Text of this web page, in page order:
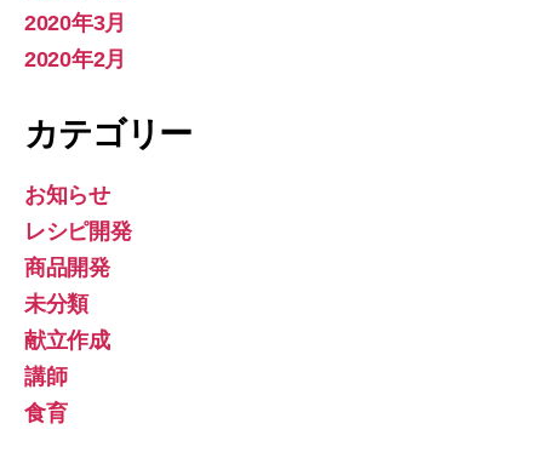
2020年3月
2020年2月
カテゴリー
お知らせ
レシピ開発
商品開発
未分類
献立作成
講師
食育